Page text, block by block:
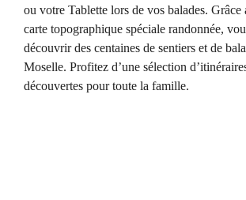
ou votre Tablette lors de vos balades.
carte topographique spéciale randonnée,
découvrir des centaines de sentiers et de
Moselle. Profitez d’une sélection
découvertes pour toute la famille.